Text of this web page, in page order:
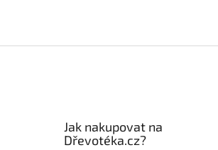
Jak nakupovat na
Dřevotéka.cz?